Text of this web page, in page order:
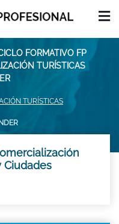
FORMATIVO FP
TURÍSTICAS
TURÍSTICAS
Ciudades